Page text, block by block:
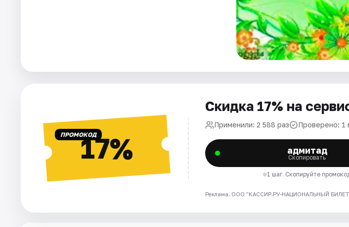
ПРОМОКОД17%
Скидка 17% на
Применили: 2 588 раз Проверено: 1
адмитад
Скопировать
1 шаг. Скопируйте
Реклама. ООО "КАССИР.РУ-НАЦИОНАЛЬНЫЙ